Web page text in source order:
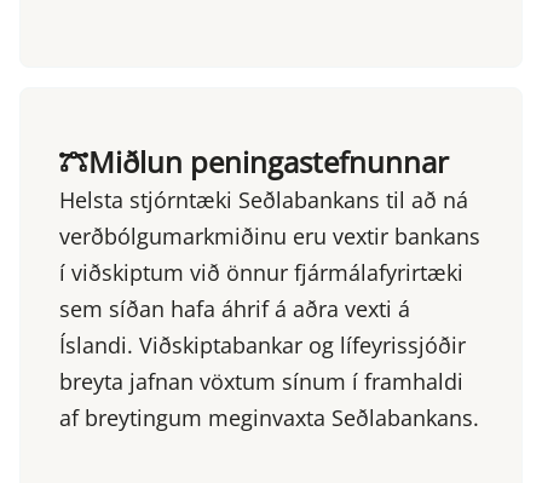
Miðlun peningastefnunnar
Helsta stjórntæki Seðlabankans til að ná
verðbólgumarkmiðinu eru vextir bankans
í viðskiptum við önnur fjármálafyrirtæki
sem síðan hafa áhrif á aðra vexti á
Íslandi. Viðskiptabankar og lífeyrissjóðir
breyta jafnan vöxtum sínum í framhaldi
af breytingum meginvaxta Seðlabankans.